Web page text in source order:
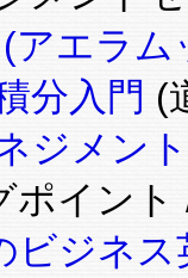
アエラム
分入門 (
ジメン
イント
ビジネ